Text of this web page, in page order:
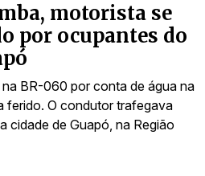
motorista se
por ocupantes do
BR-060 por conta de água na
ferido. O condutor trafegava
cidade de Guapó, na Região